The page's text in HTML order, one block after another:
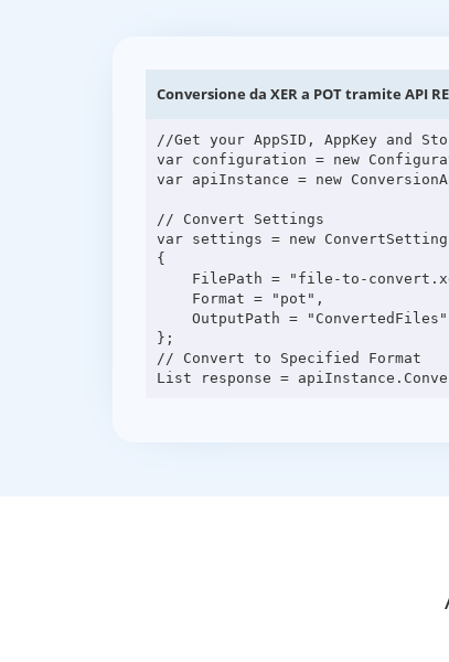
Conversione da XER a POT tramite API
//Get your AppSID, AppKey and
var configuration = new
var apiInstance = new
// Convert Settings
var settings = new
{
};
// Convert to Specified Format